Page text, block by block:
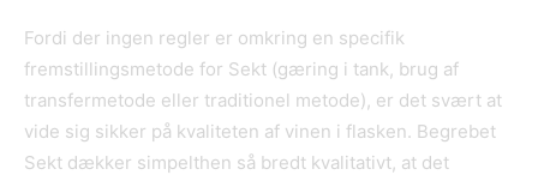
Fordi der ingen regler er omkring en specifik
fremstillingsmetode for Sekt (gæring i tank, brug af
transfermetode eller traditionel metode), er det svært at
vide sig sikker på kvaliteten af vinen i flasken. Begrebet
Sekt dækker simpelthen så bredt kvalitativt, at det